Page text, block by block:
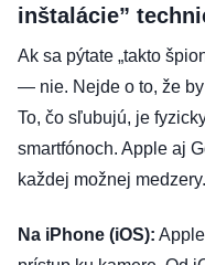
inštalácie”
Ak sa pýtate „takto
— nie. Nejde o to, že
To, čo sľubujú, je
smartfónoch. Apple aj
každej možnej medzery.
Na iPhone (iOS):